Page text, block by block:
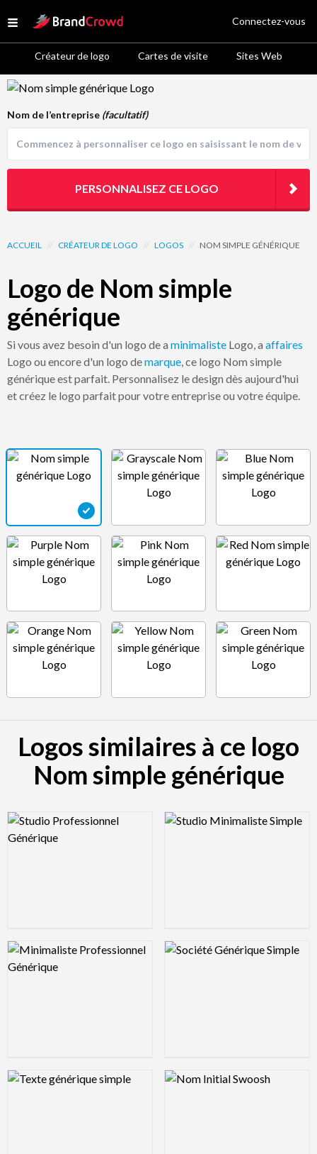
Open menu
Site Logo
Créateur de logo Cartes de visite Sites Web
Connectez-vous
Logo Template Preview
ACCUEIL // CRÉATEUR DE LOGO // LOGOS // NOM SIMPLE GÉNÉRIQUE
Logo de Nom simple
générique
Si vous avez besoin d'un logo de a minimaliste Logo, a affaires
Logo ou encore d'un logo demarque, ce logo Nom simple
générique est parfait. Personnalisez le design dès aujourd'hui
et créez le logo parfait pour votre entreprise ou votre équipe.
Nom de l’entreprise (facultatif)
PERSONNALISEZ CE LOGO
Logos similaires à ce logo
Nom simple générique
Logo Preview Image Logo Preview Image
Logo Preview Image Logo Preview Image
Logo Preview Image Logo Preview Image